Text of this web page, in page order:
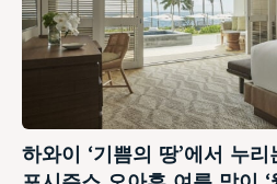
하와이 ‘기쁨의 땅’에서 누